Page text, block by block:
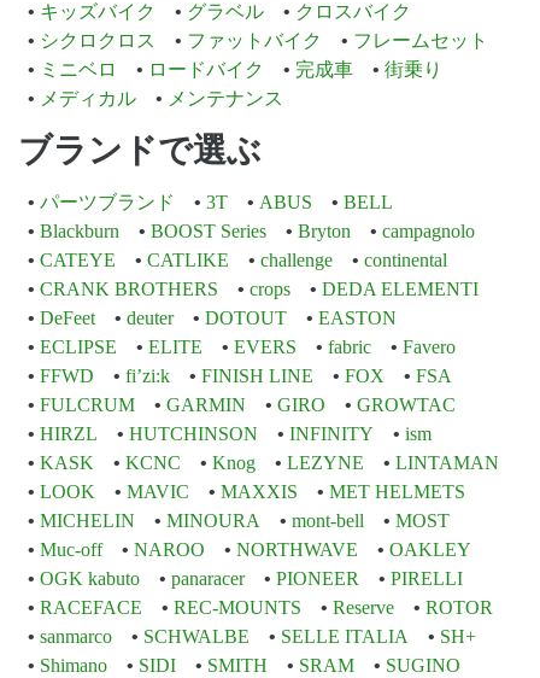
キッズバイク
グラベル
クロスバイク
シクロクロス
ファットバイク
フレームセット
ミニベロ
ロードバイク 完成車
街乗り
メディカル
メンテナンス
ブランドで選ぶ
パーツブランド 3T ABUS
BELL
Blackburn
BOOST Series Bryton
campagnolo
CATEYE
CATLIKE challenge
continental
CRANK BROTHERS
crops
DEDA ELEMENTI
DeFeet
deuter DOTOUT
EASTON
ECLIPSE
ELITE EVERS fabric
Favero
FFWD
fi’zi:k FINISH LINE FOX
FSA
FULCRUM
GARMIN GIRO
GROWTAC
HIRZL
HUTCHINSON INFINITY
ism
KASK
KCNC Knog LEZYNE
LINTAMAN
LOOK
MAVIC MAXXIS
MET HELMETS
MICHELIN
MINOURA mont-bell
MOST
Muc-off
NAROO NORTHWAVE
OAKLEY
OGK kabuto
panaracer PIONEER
PIRELLI
RACEFACE
REC-MOUNTS Reserve
ROTOR
sanmarco
SCHWALBE SELLE ITALIA
SH+
Shimano
SIDI SMITH SRAM
SUGINO